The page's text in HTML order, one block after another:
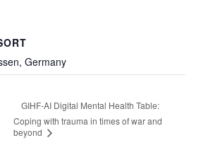
Germany
GIHF-AI Digital Mental Health Table:
Coping with trauma in times of war and
beyond